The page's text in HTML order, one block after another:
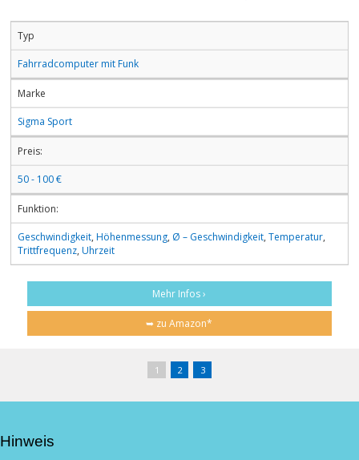
Typ
Fahrradcomputer mit Funk
Marke
Sigma Sport
Preis:
50 - 100 €
Funktion:
Geschwindigkeit, Höhenmessung, Ø – Geschwindigkeit, Temperatur,
Trittfrequenz, Uhrzeit
Mehr Infos ›
➥ zu Amazon*
1 2 3
Hinweis